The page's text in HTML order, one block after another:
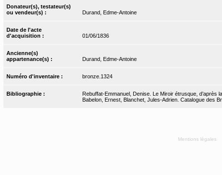
Donateur(s), testateur(s)
ou vendeur(s) :
Durand, Edme-Antoine
Date de l'acte
d'acquisition :
01/06/1836
Ancienne(s)
appartenance(s) :
Durand, Edme-Antoine
Numéro d'inventaire : bronze.1324
Bibliographie :
Rebuffat-Emmanuel, Denise. Le Miroir étrusque,
Babelon, Ernest, Blanchet, Jules-Adrien. Catalogue des
Mentions légales